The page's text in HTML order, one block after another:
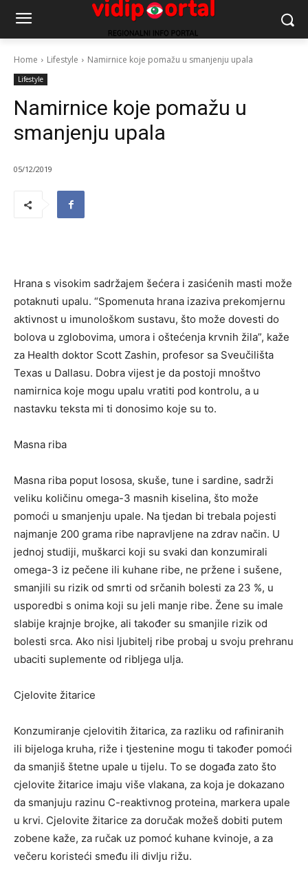
Home Lifestyle Namirnice koje pomažu u smanjenju upala
Lifestyle
Namirnice koje pomažu u
smanjenju upala
05/12/2019
Hrana s visokim sadržajem šećera i zasićenih masti može
potaknuti upalu. “Spomenuta hrana izaziva prekomjernu
aktivnost u imunološkom sustavu, što može dovesti do
bolova u zglobovima, umora i oštećenja krvnih žila”, kaže
za Health doktor Scott Zashin, profesor sa Sveučilišta
Texas u Dallasu. Dobra vijest je da postoji mnoštvo
namirnica koje mogu upalu vratiti pod kontrolu, a u
nastavku teksta mi ti donosimo koje su to.
Masna riba
Masna riba poput lososa, skuše, tune i sardine, sadrži
veliku količinu omega-3 masnih kiselina, što može
pomoći u smanjenju upale. Na tjedan bi trebala pojesti
najmanje 200 grama ribe napravljene na zdrav način. U
jednoj studiji, muškarci koji su svaki dan konzumirali
omega-3 iz pečene ili kuhane ribe, ne pržene i sušene,
smanjili su rizik od smrti od srčanih bolesti za 23 %, u
usporedbi s onima koji su jeli manje ribe. Žene su imale
slabije krajnje brojke, ali također su smanjile rizik od
bolesti srca. Ako nisi ljubitelj ribe probaj u svoju prehranu
ubaciti suplemente od ribljega ulja.
Cjelovite žitarice
Konzumiranje cjelovitih žitarica, za razliku od rafiniranih
ili bijeloga kruha, riže i tjestenine mogu ti također pomoći
da smanjiš štetne upale u tijelu. To se događa zato što
cjelovite žitarice imaju više vlakana, za koja je dokazano
da smanjuju razinu C-reaktivnog proteina, markera upale
u krvi. Cjelovite žitarice za doručak možeš dobiti putem
zobene kaže, za ručak uz pomoć kuhane kvinoje, a za
večeru koristeći smeđu ili divlju rižu.